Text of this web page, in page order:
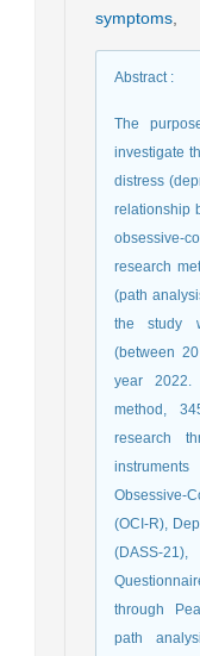
symptoms
Abstract:
The
investigate
distress
relationship
research
(path
the study
(between
year 2022.
method,
research
(OCI-R),
(DASS-
through
path